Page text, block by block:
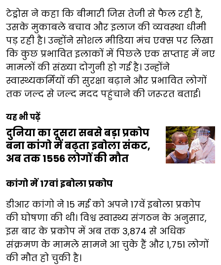
टेड्रोस ने कहा कि बीमारी जिस तेजी से फैल रही है,
उसके मुकाबले बचाव और इलाज की व्यवस्था धीमी
पड़ रही है। उन्होंने सोशल मीडिया मंच एक्स पर लिखा
कि कुछ प्रभावित इलाकों में पिछले एक सप्ताह में नए
मामलों की संख्या दोगुनी हो गई है। उन्होंने
स्वास्थ्यकर्मियों की सुरक्षा बढ़ाने और प्रभावित लोगों
तक जल्द से जल्द मदद पहुंचाने की जरूरत बताई।
यह भी पढ़ें
दुनिया का दूसरा सबसे बड़ा प्रकोप
बना कांगो में बढ़ता इबोला संकट,
अब तक 1556 लोगों की मौत
कांगो में 17वां इबोला प्रकोप
डीआर कांगो ने 15 मई को अपने 17वें इबोला प्रकोप
की घोषणा की थी। विश्व स्वास्थ्य संगठन के अनुसार,
इस बार के प्रकोप में अब तक 3,874 से अधिक
संक्रमण के मामले सामने आ चुके हैं और 1,751 लोगों
की मौत हो चुकी है।